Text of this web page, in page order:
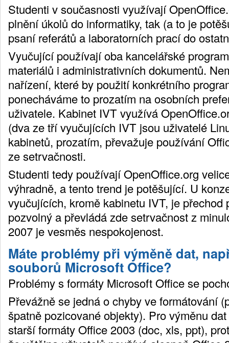
Studenti v současnosti využívají
plnění úkolů do informatiky, tak (a to je
psaní referátů a laboratorních prací do
Vyučující používají oba kancelářské
materiálů i administrativních dokumentů.
nařízení, které by použití konkrétního
ponecháváme to prozatím na osobních
uživatele. Kabinet IVT využívá
(dva ze tří vyučujících IVT jsou uživatelé
kabinetů, prozatím, převažuje používání
ze setrvačnosti.
Studenti tedy používají OpenOffice.org
výhradně, a tento trend je potěšující. U
vyučujících, kromě kabinetu IVT, je přechod
pozvolný a převládá zde setrvačnost z
2007 je vesměs nespokojenost.
Máte problémy při výměně dat,
souborů Microsoft Office?
Problémy s formáty Microsoft Office se
Převážně se jedná o chyby ve formátování
špatně pozicované objekty). Pro výměnu
starší formáty Office 2003 (doc, xls, ppt),